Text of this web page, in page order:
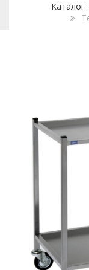
Каталог